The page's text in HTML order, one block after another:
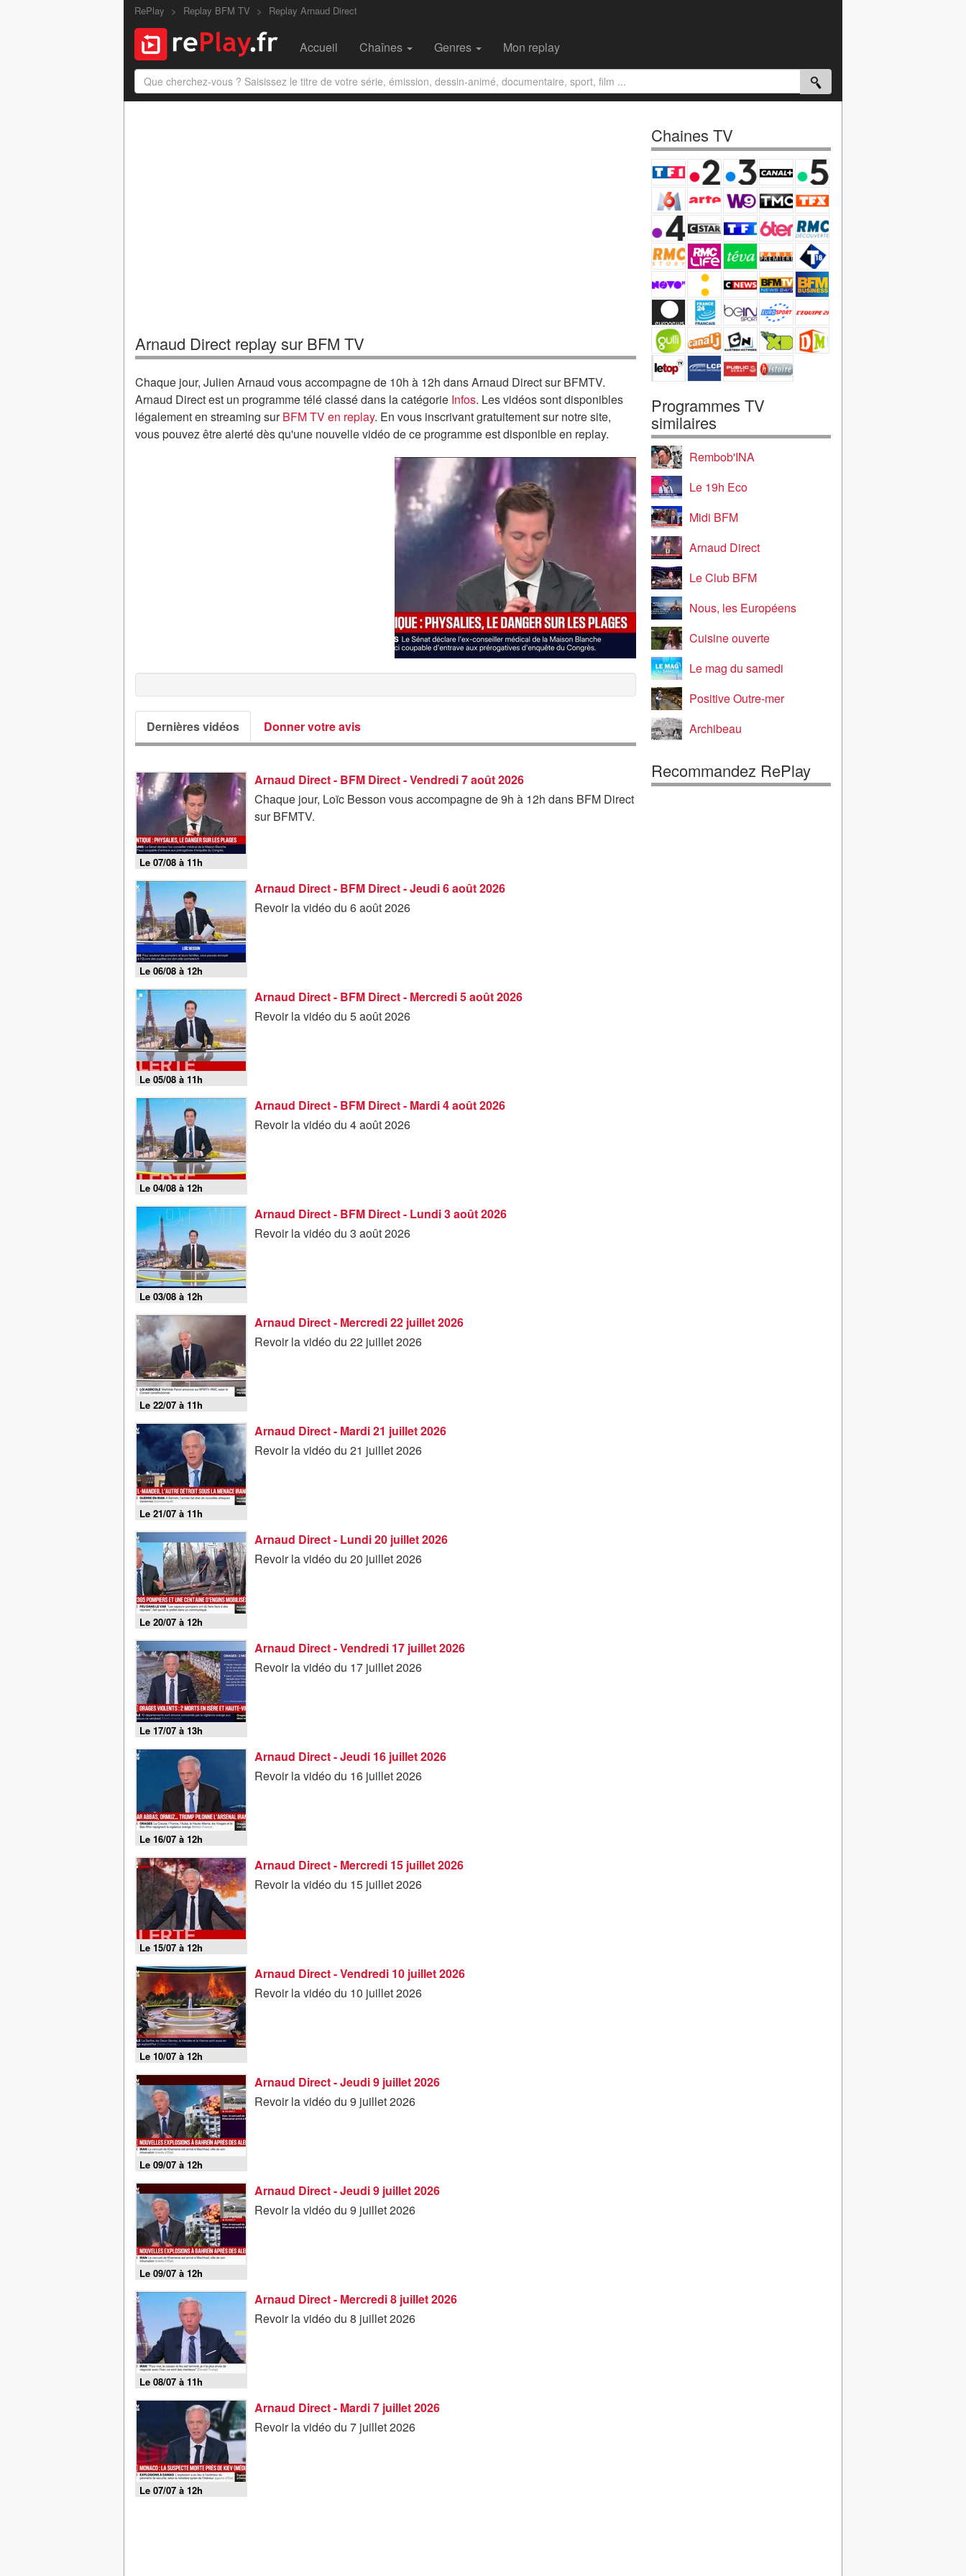
RePlay Replay BFM TV Replay Arnaud Direct
Accueil Chaînes Genres Mon replay
Arnaud Direct replay sur BFM TV
Chaque jour, Julien Arnaud vous accompagne de 10h à 12h dans Arnaud Direct sur BFMTV.
Arnaud Direct est un programme télé classé dans la catégorie Infos. Les vidéos sont disponibles
légalement en streaming surBFM TV en replay. En vous inscrivant gratuitement sur notre site,
vous pouvez être alerté dès qu'une nouvelle vidéo de ce programme est disponible en replay.
Dernières vidéos Donner votre avis
Le 07/08 à 11h
Arnaud Direct - BFM Direct - Vendredi 7 août 2026
Chaque jour, Loïc Besson vous accompagne de 9h à 12h dans BFM Direct
sur BFMTV.
Le 06/08 à 12h
Arnaud Direct - BFM Direct - Jeudi 6 août 2026
Revoir la vidéo du 6 août 2026
Le 05/08 à 11h
Arnaud Direct - BFM Direct - Mercredi 5 août 2026
Revoir la vidéo du 5 août 2026
Le 04/08 à 12h
Arnaud Direct - BFM Direct - Mardi 4 août 2026
Revoir la vidéo du 4 août 2026
Le 03/08 à 12h
Arnaud Direct - BFM Direct - Lundi 3 août 2026
Revoir la vidéo du 3 août 2026
Le 22/07 à 11h
Arnaud Direct - Mercredi 22 juillet 2026
Revoir la vidéo du 22 juillet 2026
Le 21/07 à 11h
Arnaud Direct - Mardi 21 juillet 2026
Revoir la vidéo du 21 juillet 2026
Le 20/07 à 12h
Arnaud Direct - Lundi 20 juillet 2026
Revoir la vidéo du 20 juillet 2026
Le 17/07 à 13h
Arnaud Direct - Vendredi 17 juillet 2026
Revoir la vidéo du 17 juillet 2026
Le 16/07 à 12h
Arnaud Direct - Jeudi 16 juillet 2026
Revoir la vidéo du 16 juillet 2026
Le 15/07 à 12h
Arnaud Direct - Mercredi 15 juillet 2026
Revoir la vidéo du 15 juillet 2026
Le 10/07 à 12h
Arnaud Direct - Vendredi 10 juillet 2026
Revoir la vidéo du 10 juillet 2026
Le 09/07 à 12h
Arnaud Direct - Jeudi 9 juillet 2026
Revoir la vidéo du 9 juillet 2026
Le 09/07 à 12h
Arnaud Direct - Jeudi 9 juillet 2026
Revoir la vidéo du 9 juillet 2026
Le 08/07 à 11h
Arnaud Direct - Mercredi 8 juillet 2026
Revoir la vidéo du 8 juillet 2026
Le 07/07 à 12h
Arnaud Direct - Mardi 7 juillet 2026
Revoir la vidéo du 7 juillet 2026
Chaines TV
Programmes TV
similaires
Rembob'INA
Le 19h Eco
Midi BFM
Arnaud Direct
Le Club BFM
Nous, les Européens
Cuisine ouverte
Le mag du samedi
Positive Outre-mer
Archibeau
Recommandez RePlay